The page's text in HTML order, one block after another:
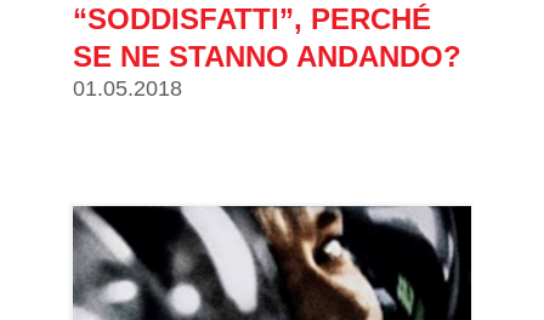
“SODDISFATTI”, PERCHÉ
SE NE STANNO ANDANDO?
01.05.2018